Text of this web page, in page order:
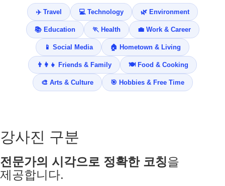
✈️ Travel 💻 Technology 🌿 Environment
📚 Education 🏃 Health 💼 Work & Career
📱 Social Media 🏠 Hometown & Living
👨‍👩‍👧 Friends & Family 🍽️ Food & Cooking
🎨 Arts & Culture 🎯 Hobbies & Free Time
강사진 구분
전문가의 시각으로 정확한 코칭을
제공합니다.